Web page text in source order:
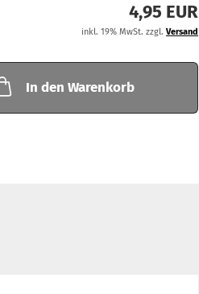
4,95 EUR
inkl. 19% MwSt. zzgl. Versand
In den Warenkorb